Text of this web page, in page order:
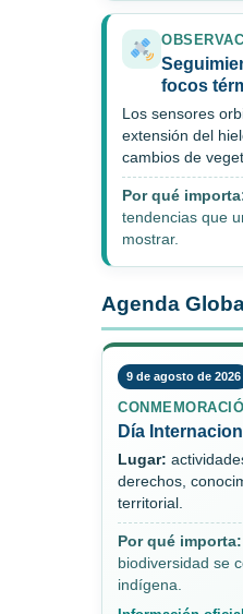
focos
Los sensores
extensión del
cambios de
Por qué
tendencias que
mostrar.
Agenda
9 de agosto de 2026
Día
Lugar:
derechos,
territorial.
Por qué importa:
biodiversidad se
indígena.